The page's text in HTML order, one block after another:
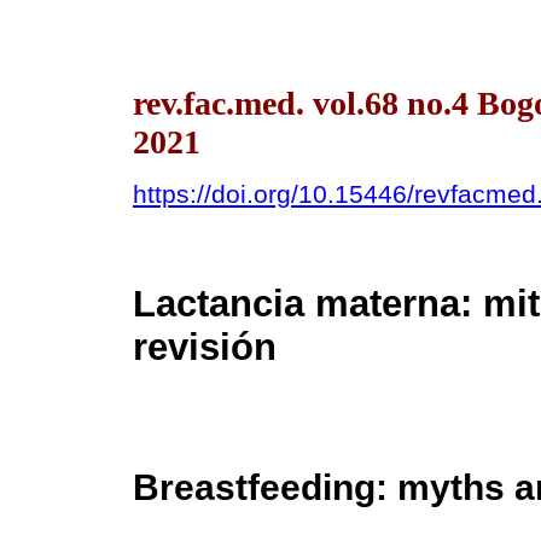
rev.fac.med. vol.68 no.4
2021
https://doi.org/10.15446/
Lactancia materna:
revisión
Breastfeeding: myths